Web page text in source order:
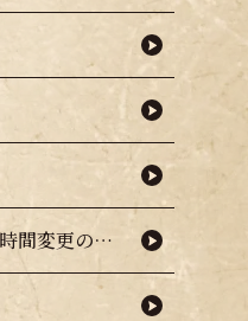
【重要】ホームゲーム入場時間変更のお知らせ（熱中症対策について）